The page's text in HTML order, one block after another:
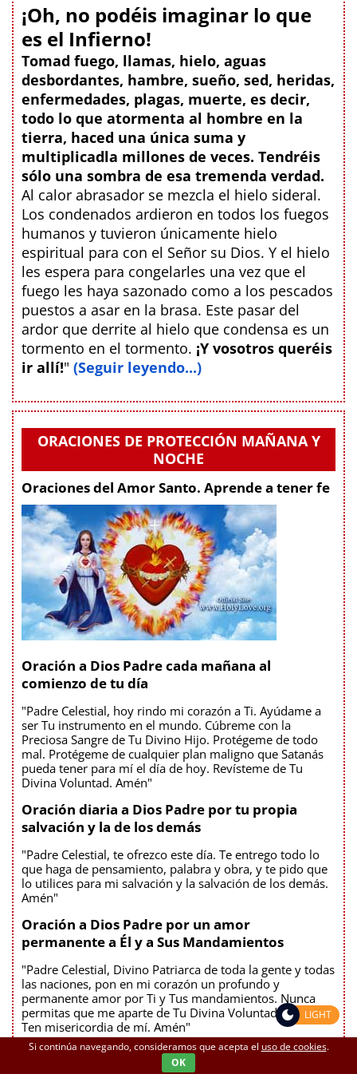
¡Oh, no podéis imaginar lo que
es el Infierno!
Tomad fuego, llamas, hielo, aguas
desbordantes, hambre, sueño, sed, heridas,
enfermedades, plagas, muerte, es decir,
todo lo que atormenta al hombre en la
tierra, haced una única suma y
multiplicadla millones de veces. Tendréis
sólo una sombra de esa tremenda verdad.
Al calor abrasador se mezcla el hielo sideral.
Los condenados ardieron en todos los fuegos
humanos y tuvieron únicamente hielo
espiritual para con el Señor su Dios. Y el hielo
les espera para congelarles una vez que el
fuego les haya sazonado como a los pescados
puestos a asar en la brasa. Este pasar del
ardor que derrite al hielo que condensa es un
tormento en el tormento. ¡Y vosotros queréis
ir allí!" (Seguir leyendo...)
ORACIONES DE PROTECCIÓN MAÑANA Y
NOCHE
Oraciones del Amor Santo. Aprende a tener fe
Oración a Dios Padre cada mañana al
comienzo de tu día
"Padre Celestial, hoy rindo mi corazón a Ti. Ayúdame a
ser Tu instrumento en el mundo. Cúbreme con la
Preciosa Sangre de Tu Divino Hijo. Protégeme de todo
mal. Protégeme de cualquier plan maligno que Satanás
pueda tener para mí el día de hoy. Revísteme de Tu
Divina Voluntad. Amén"
Oración diaria a Dios Padre por tu propia
salvación y la de los demás
"Padre Celestial, te ofrezco este día. Te entrego todo lo
que haga de pensamiento, palabra y obra, y te pido que
lo utilices para mi salvación y la salvación de los demás.
Amén"
Oración a Dios Padre por un amor
permanente a Él y a Sus Mandamientos
"Padre Celestial, Divino Patriarca de toda la gente y todas
las naciones, pon en mi corazón un profundo y
permanente amor por Ti y Tus mandamientos. Nunca
permitas que me aparte de Tu Divina Voluntad para mí.
Ten misericordia de mí. Amén"
Oración a Dios Padre para que nunca
Si continúa navegando, consideramos que acepta el uso de cookies.
OK
LIGHT